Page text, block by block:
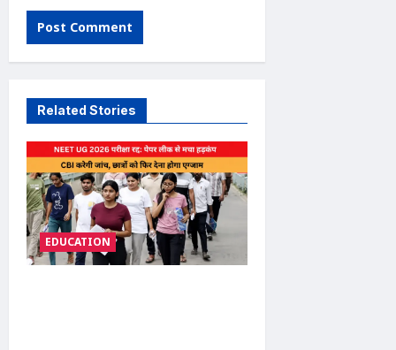
Related Stories
EDUCATION